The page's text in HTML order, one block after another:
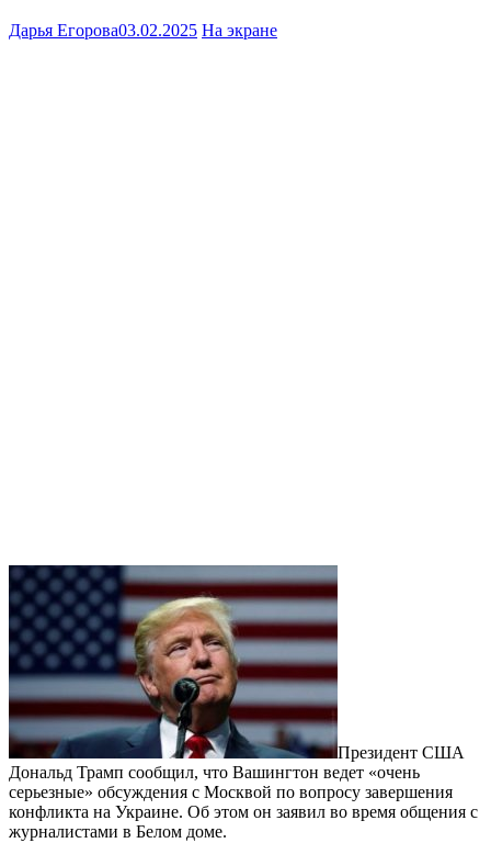
Дарья Егорова03.02.2025 На экране
Президент США
Дональд Трамп сообщил, что Вашингтон ведет «очень
серьезные» обсуждения с Москвой по вопросу завершения
конфликта на Украине. Об этом он заявил во время общения с
журналистами в Белом доме.